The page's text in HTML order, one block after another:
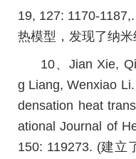
19, 127: 1170-
热模型，发现了纳米
10、Jian Xie,
g Liang, Wenxiao
densation heat
ational Journal of
150: 119273. (建立